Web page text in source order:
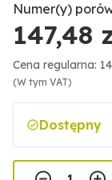
Numer(y)
147,48
Cena regularna:
(W tym VAT)
Dostępny